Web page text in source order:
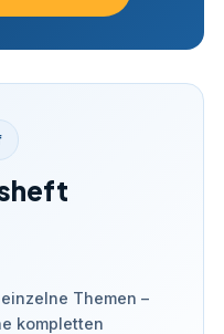
Themen –
kompletten